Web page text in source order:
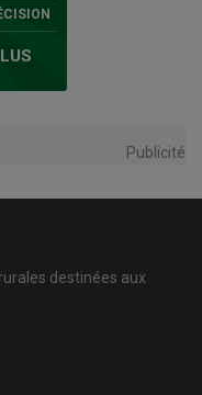
Publicité
destinées aux